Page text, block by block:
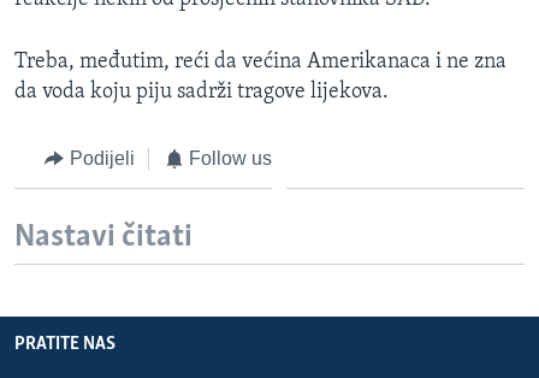
Treba, međutim, reći da većina Amerikanaca i ne zna
da voda koju piju sadrži tragove lijekova.
Podijeli Follow us
Nastavi čitati
PRATITE NAS